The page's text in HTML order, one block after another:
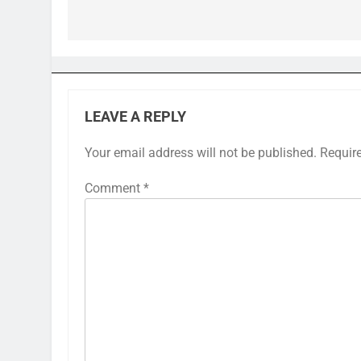
LEAVE A REPLY
Your email address will not be published.
Comment *